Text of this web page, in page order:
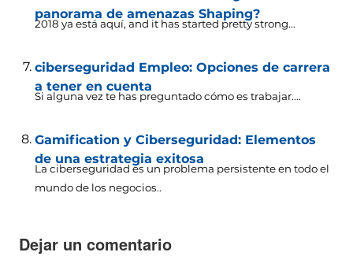
panorama de amenazas Shaping?
2018 ya está aquí, and it has started pretty strong...
ciberseguridad Empleo: Opciones de carrera
a tener en cuenta
Si alguna vez te has preguntado cómo es trabajar....
Gamification y Ciberseguridad: Elementos
de una estrategia exitosa
La ciberseguridad es un problema persistente en todo el
mundo de los negocios..
Dejar un comentario